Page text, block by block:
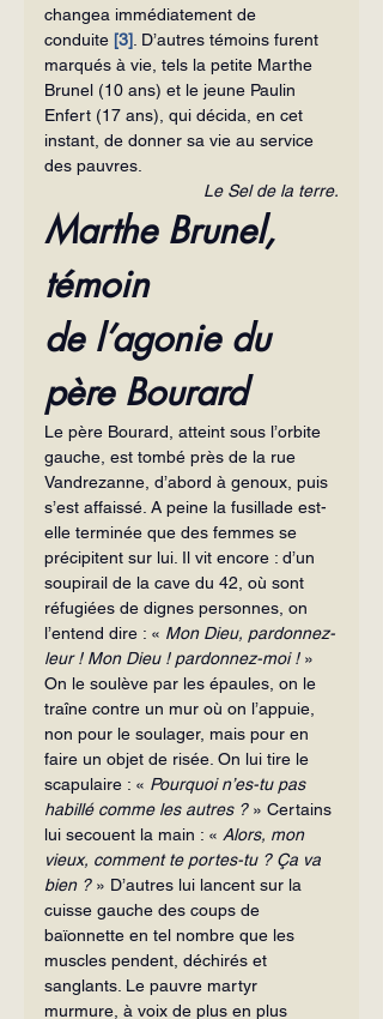
changea immédiatement de
conduite [3] . D’autres témoins furent
marqués à vie, tels la petite Marthe
Brunel (10 ans) et le jeune Paulin
Enfert (17 ans), qui décida, en cet
instant, de donner sa vie au service
des pauvres.
Le Sel de la terre.
Marthe Brunel,
témoin
de l’agonie du
père Bourard
Le père Bourard, atteint sous l’orbite
gauche, est tombé près de la rue
Vandrezanne, d’abord à genoux, puis
s’est affaissé. A peine la fusillade est-
elle terminée que des femmes se
précipitent sur lui. Il vit encore : d’un
soupirail de la cave du 42, où sont
réfugiées de dignes personnes, on
l’entend dire : « Mon Dieu, pardonnez-
leur ! Mon Dieu ! pardonnez-moi ! »
On le soulève par les épaules, on le
traîne contre un mur où on l’appuie,
non pour le soulager, mais pour en
faire un objet de risée. On lui tire le
scapulaire : « Pourquoi n’es-tu pas
habillé comme les autres ? » Certains
lui secouent la main : « Alors, mon
vieux, comment te portes-tu ? Ça va
bien ? » D’autres lui lancent sur la
cuisse gauche des coups de
baïonnette en tel nombre que les
muscles pendent, déchirés et
sanglants. Le pauvre martyr
murmure, à voix de plus en plus